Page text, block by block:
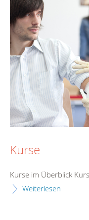
Kurse
Kurse im Überblick
Weiterlesen